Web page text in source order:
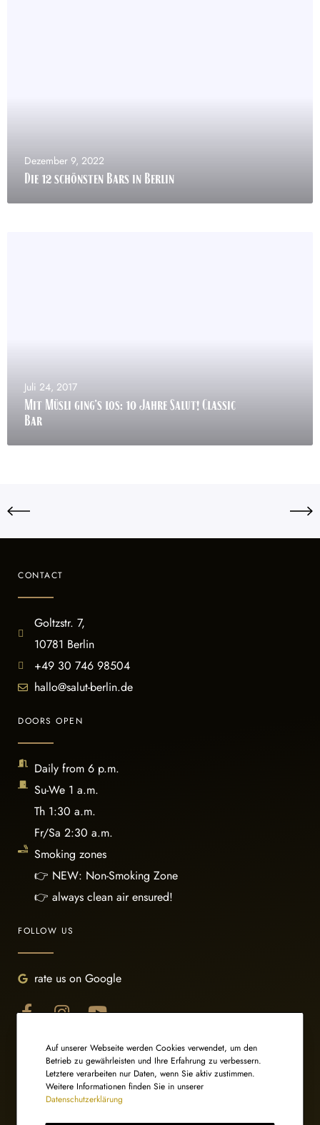
Dezember 9, 2022
Die 12 schönsten Bars in Berlin
Juli 24, 2017
Mit Müsli ging’s los: 10 Jahre Salut! Classic
Bar
CONTACT
Goltzstr. 7,
10781 Berlin
+49 30 746 98504
hallo@salut-berlin.de
DOORS OPEN
Daily from 6 p.m.
Su-We 1 a.m.
Th 1:30 a.m.
Fr/Sa 2:30 a.m.
Smoking zones
👉 NEW: Non-Smoking Zone
👉 always clean air ensured!
FOLLOW US
rate us on Google
Auf unserer Webseite werden Cookies verwendet, um den
Betrieb zu gewährleisten und Ihre Erfahrung zu verbessern.
Letztere verarbeiten nur Daten, wenn Sie aktiv zustimmen.
Weitere Informationen finden Sie in unserer
Datenschutzerklärung